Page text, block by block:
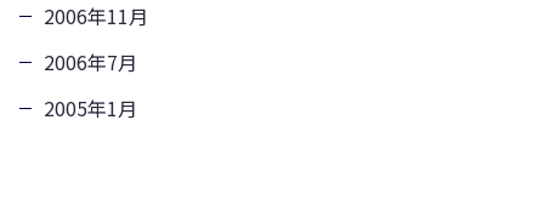
2006年11月
2006年7月
2005年1月